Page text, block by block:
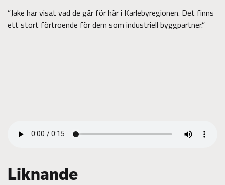
”Jake har visat vad de går för här i Karlebyregionen. Det finns
ett stort förtroende för dem som industriell byggpartner.”
Liknande